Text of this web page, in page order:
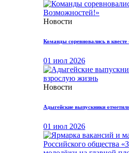
Новости
Команды соревновались в
01 июл 2026
Новости
Адыгейские выпускники
01 июл 2026